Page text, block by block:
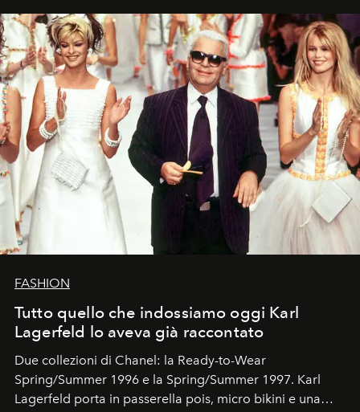
FASHION
Tutto quello che indossiamo oggi Karl
Lagerfeld lo aveva già raccontato
Due collezioni di Chanel: la Ready-to-Wear
Spring/Summer 1996 e la Spring/Summer 1997. Karl
Lagerfeld porta in passerella pois, micro bikini e una